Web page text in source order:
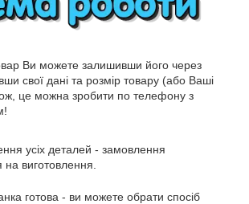
Ви можете залишивши його через
свої дані та розмір товару (або Ваші
це можна зробити по телефону з
усіх деталей - замовлення
на виготовлення.
готова - ви можете обрати спосіб